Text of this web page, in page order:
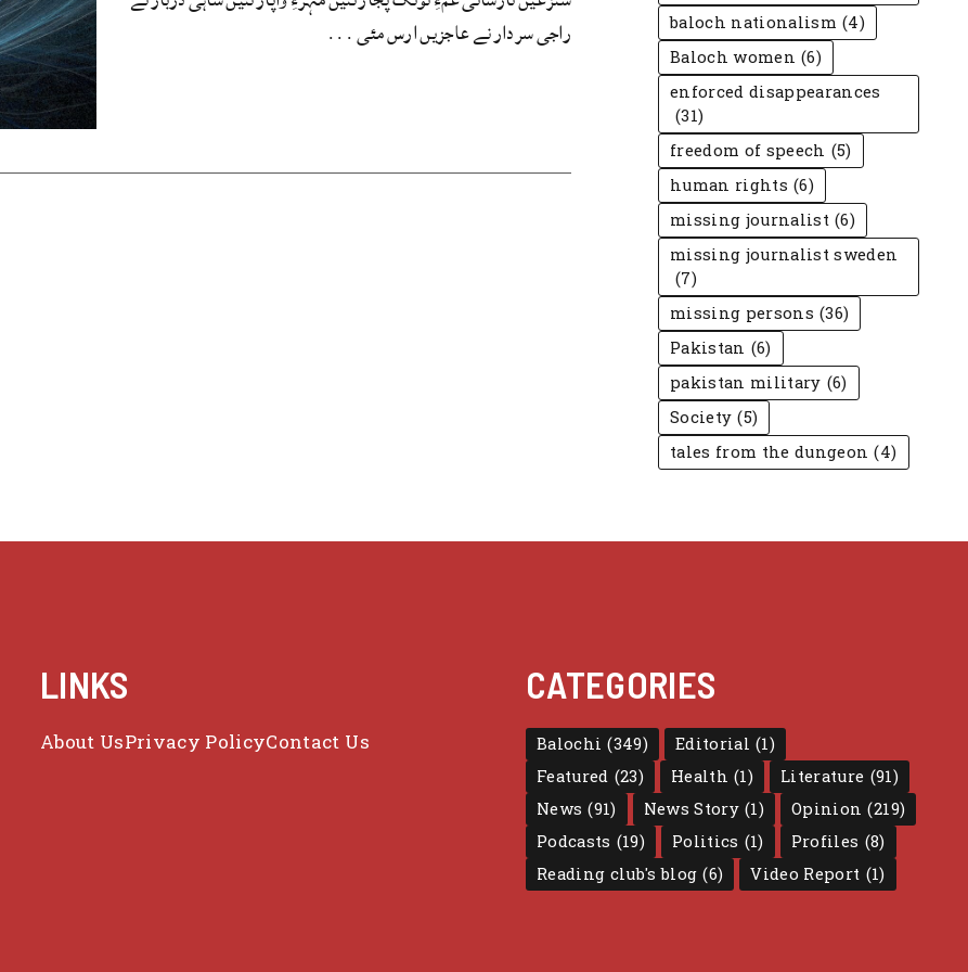
راجی سردار نے عاجزیں ارس مئی ...
baloch nationalism (4)
Baloch women (6)
enforced disappearances
(31)
freedom of speech (5)
human rights (6)
missing journalist (6)
missing journalist sweden
(7)
missing persons (36)
Pakistan (6)
pakistan military (6)
Society (5)
tales from the dungeon (4)
LINKS
About UsPrivacy PolicyContact Us
CATEGORIES
Balochi (349) Editorial (1)
Featured (23) Health (1) Literature (91)
News (91) News Story (1) Opinion (219)
Podcasts (19) Politics (1) Profiles (8)
Reading club's blog (6) Video Report (1)